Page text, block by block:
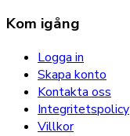
Kom igång
Logga in
Skapa konto
Kontakta oss
Integritetspolicy
Villkor